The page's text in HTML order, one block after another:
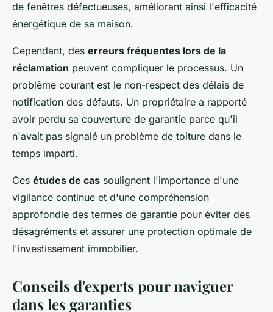
de fenêtres défectueuses, améliorant ainsi l'efficacité
énergétique de sa maison.
Cependant, des erreurs fréquentes lors de la
réclamation peuvent compliquer le processus. Un
problème courant est le non-respect des délais de
notification des défauts. Un propriétaire a rapporté
avoir perdu sa couverture de garantie parce qu'il
n'avait pas signalé un problème de toiture dans le
temps imparti.
Ces études de cas soulignent l'importance d'une
vigilance continue et d'une compréhension
approfondie des termes de garantie pour éviter des
désagréments et assurer une protection optimale de
l'investissement immobilier.
Conseils d'experts pour naviguer
dans les garanties